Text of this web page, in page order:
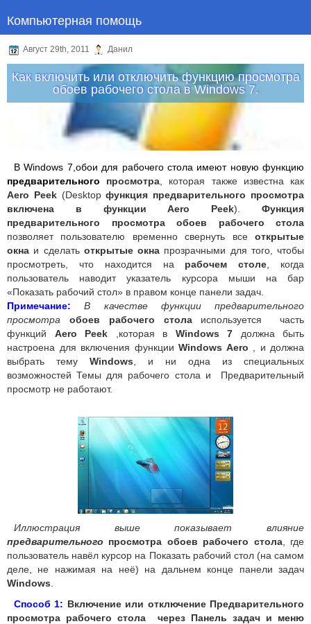
Компьютерная помощь
Август 29th, 2011 Данил
Как включить или отключить функцию просмотра
обоев рабочего стола в Windows 7.
В Windows 7,обои для рабочего стола имеют новую функцию
предварительного просмотра , которая также известна как
Aero Peek(Desktopфункция предварительного просмотра
включена в функции Aero Peek).Функция
предварительного просмотра обоев рабочего стола
позволяет пользователю временно свернуть все открытые
окна и сделать открытые окна прозрачными для того, чтобы
просмотреть, что находится на рабочем столе , когда
пользователь наводит указатель курсора мыши на бар
«Показать рабочий стол» в правом конце панели задач.
Примечание:
В качестве функции предварительного
просмотра
обоев рабочего столаиспользуется часть
функций Aero Peek ,которая в Windows 7 должна быть
настроена для включения функции Windows Aero , и должна
выбрать тему Windows , и ни одна из специальных
возможностей Темы для рабочего стола и Предварительный
просмотр не работают.
Иллюстрация выше показывает влияние
предварительного просмотра обоев рабочего стола, где
пользователь навёл курсор на Показать рабочий стол (на самом
деле, не нажимая на неё) на дальнем конце панели задач
Windows
Способ 1: Включение или отключение Предварительного
просмотра рабочего стола через Панель задач и меню